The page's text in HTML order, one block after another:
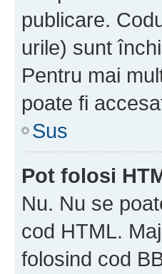
publicare.
urile) sunt
Pentru mai
poate fi
Sus
Pot folosi
Nu. Nu se
cod HTML.
folosind cod